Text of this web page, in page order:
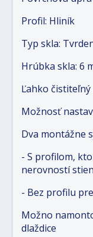
Profil: Hliník
Typ skla:
Hrúbka skla: 6
Ľahko
Možnosť
Dva montážne
- S profilom,
nerovností stien
- Bez profilu
Možno
dlaždice